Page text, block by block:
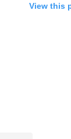
View this